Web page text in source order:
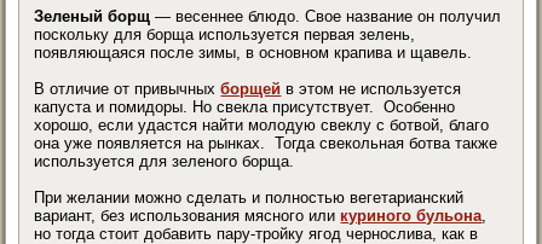
Зеленый борщ — весеннее блюдо. Свое название он получил
поскольку для борща используется первая зелень,
появляющаяся после зимы, в основном крапива и щавель.
В отличие от привычныхборщей в этом не используется
капуста и помидоры. Но свекла присутствует. Особенно
хорошо, если удастся найти молодую свеклу с ботвой, благо
она уже появляется на рынках. Тогда свекольная ботва также
используется для зеленого борща.
При желании можно сделать и полностью вегетарианский
вариант, без использования мясного или куриного бульона
но тогда стоит добавить пару-тройку ягод чернослива, как в